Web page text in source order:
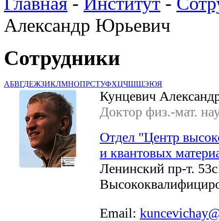
Александр Юрьевич
Сотрудники
АБВГДЕЖЗИКЛМНОПРСТУФХЦЧШЩЭЮЯ
Кунцевич
Доктор физ.-мат.
Отдел "Центр
и квантовых
Ленинский пр-т.
Email: